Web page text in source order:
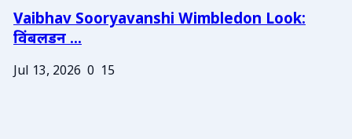
Vaibhav Sooryavanshi Wimbledon Look:
विंबलडन ...
Jul 13, 2026 0 15